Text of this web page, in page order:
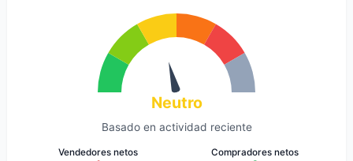
Neutro
Basado en actividad reciente
Vendedores netos
Compradores netos